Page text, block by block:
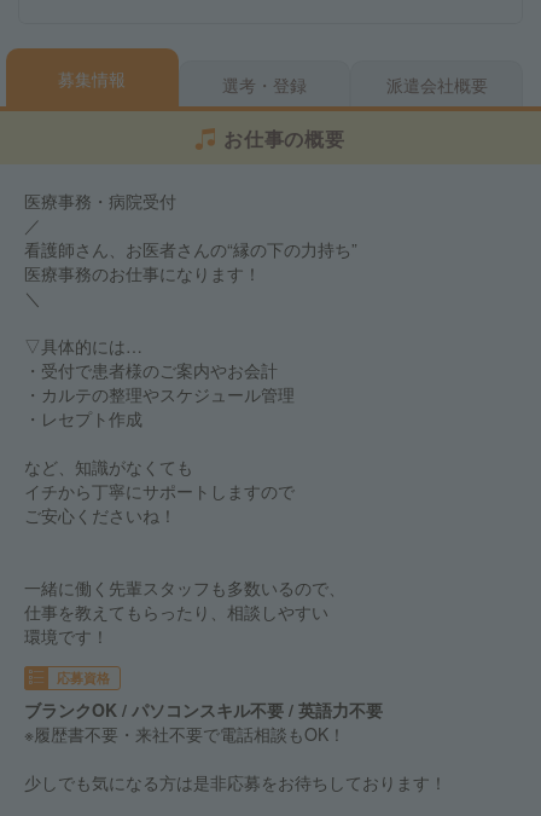
募集情報 選考・登録 派遣会社概要
お仕事の概要
医療事務・病院受付
／
看護師さん、お医者さんの“縁の下の力持ち”
医療事務のお仕事になります！
＼
▽具体的には…
・受付で患者様のご案内やお会計
・カルテの整理やスケジュール管理
・レセプト作成
など、知識がなくても
イチから丁寧にサポートしますので
ご安心くださいね！
一緒に働く先輩スタッフも多数いるので、
仕事を教えてもらったり、相談しやすい
環境です！
応募資格
ブランクOK / パソコンスキル不要 / 英語力不要
※履歴書不要・来社不要で電話相談もOK！
少しでも気になる方は是非応募をお待ちしております！